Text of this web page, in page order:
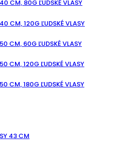
CM, 80G ĽUDSKÉ VLASY
CM, 120G ĽUDSKÉ VLASY
CM, 60G ĽUDSKÉ VLASY
CM, 120G ĽUDSKÉ VLASY
CM, 180G ĽUDSKÉ VLASY
43 CM